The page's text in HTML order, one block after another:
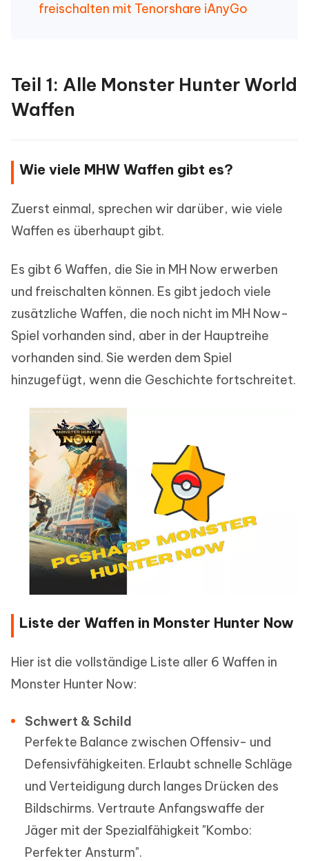
freischalten mit Tenorshare iAnyGo
Teil 1: Alle Monster Hunter World
Waffen
Wie viele MHW Waffen gibt es?
Zuerst einmal, sprechen wir darüber, wie viele
Waffen es überhaupt gibt.
Es gibt 6 Waffen, die Sie in MH Now erwerben
und freischalten können. Es gibt jedoch viele
zusätzliche Waffen, die noch nicht im MH Now-
Spiel vorhanden sind, aber in der Hauptreihe
vorhanden sind. Sie werden dem Spiel
hinzugefügt, wenn die Geschichte fortschreitet.
Liste der Waffen in Monster Hunter Now
Hier ist die vollständige Liste aller 6 Waffen in
Monster Hunter Now:
Schwert & Schild
Perfekte Balance zwischen Offensiv- und
Defensivfähigkeiten. Erlaubt schnelle Schläge
und Verteidigung durch langes Drücken des
Bildschirms. Vertraute Anfangswaffe der
Jäger mit der Spezialfähigkeit "Kombo:
Perfekter Ansturm".